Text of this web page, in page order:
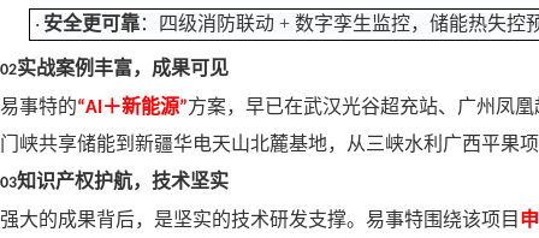
· 安全更可靠：四级消防联动 + 数字孪生监控，储能热失控
02实战案例丰富，成果可见
易事特的“AI ＋新能源”方案，早已在武汉光谷超充站、广州凤
门峡共享储能到新疆华电天山北麓基地，从三峡水利广西平果
03知识产权护航，技术坚实
强大的成果背后，是坚实的技术研发支撑。易事特围绕该项目